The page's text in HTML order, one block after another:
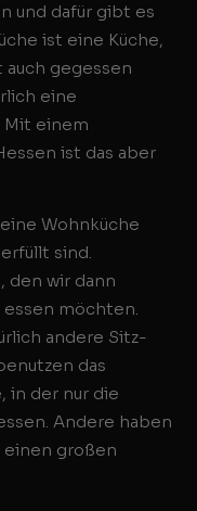
und dafür gibt es
ist eine Küche,
gegessen
eine
Mit einem
ist das aber
Wohnküche
sind.
den wir dann
essen möchten.
andere Sitz-
das
in der nur die
Andere haben
einen großen